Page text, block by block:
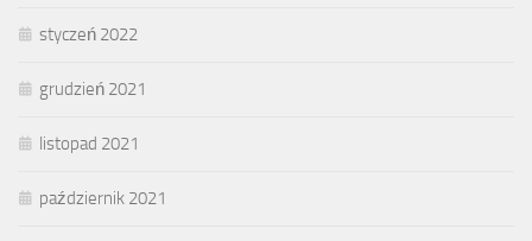
styczeń 2022
grudzień 2021
listopad 2021
październik 2021